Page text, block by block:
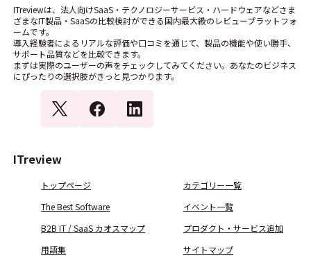
ITreviewは、法人向けSaaS・テクノロジーサービス・ハードウェアなどさま
ざまなIT製品・SaaSの比較検討ができる国内最大級のレビュープラットフォ
ームです。
導入経験者によるリアルな評価や口コミを通じて、製品の機能や使い勝手、
サポート品質などを比較できます。
まずは実際のユーザーの声をチェックしてみてください。あなたのビジネス
にぴったりの選択肢がきっと見つかります。
ITreview
トップページ
カテゴリー一覧
The Best Software
イベント一覧
B2B IT / SaaS カオスマップ
プロダクト・サービス追加
用語集
サイトマップ